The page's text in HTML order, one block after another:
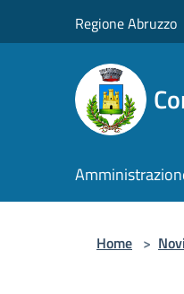
Regione Abruzzo
Home >